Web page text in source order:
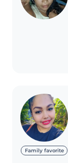
Family favorite